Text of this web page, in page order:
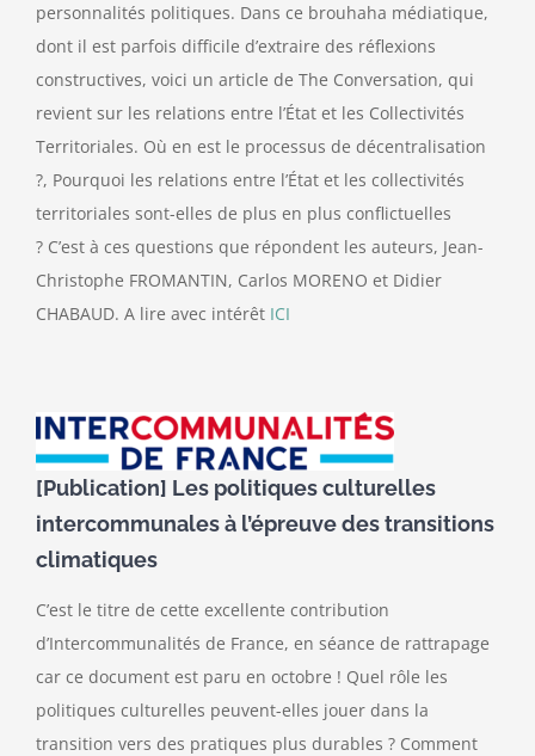
personnalités politiques. Dans ce brouhaha médiatique,
dont il est parfois difficile d’extraire des réflexions
constructives, voici un article de The Conversation, qui
revient sur les relations entre l’État et les Collectivités
Territoriales. Où en est le processus de décentralisation
?, Pourquoi les relations entre l’État et les collectivités
territoriales sont-elles de plus en plus conflictuelles
? C’est à ces questions que répondent les auteurs, Jean-
Christophe FROMANTIN, Carlos MORENO et Didier
CHABAUD. A lire avec intérêt ICI
[Publication] Les politiques culturelles
intercommunales à l’épreuve des transitions
climatiques
C’est le titre de cette excellente contribution
d’Intercommunalités de France, en séance de rattrapage
car ce document est paru en octobre ! Quel rôle les
politiques culturelles peuvent-elles jouer dans la
transition vers des pratiques plus durables ? Comment